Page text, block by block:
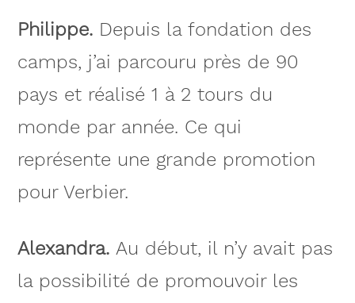
Philippe. Depuis la fondation des
camps, j’ai parcouru près de 90
pays et réalisé 1 à 2 tours du
monde par année. Ce qui
représente une grande promotion
pour Verbier.
Alexandra. Au début, il n’y avait pas
la possibilité de promouvoir les